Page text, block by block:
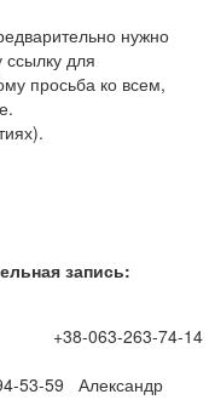
нужно
ссылку для
просьба ко всем,
запись:
063-263-74-14
53-59 Александр